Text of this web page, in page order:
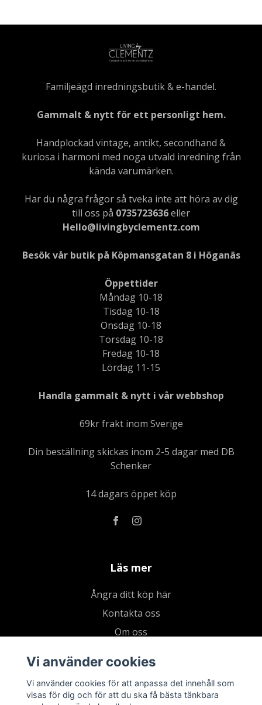
Familjeägd inredningsbutik & e-handel.
Gammalt & nytt för ett personligt hem.
Handplockad vintage, antikt, secondhand &
kuriosa i harmoni med noga utvald inredning från
kända varumärken.
Har du några frågor så tveka inte att höra av dig
till oss på 0735723636eller
Hello@livingbyclementz.com
Besök vår butik på Köpmansgatan 8 i Höganäs
Öppettider
Måndag 10-18
Tisdag 10-18
Onsdag 10-18
Torsdag 10-18
Fredag 10-18
Lördag 11-15
Handla gammalt & nytt i vår webbshop
69kr frakt inom Sverige
Din beställning skickas inom 2-5 dagar med DB
Schenker
14 dagars öppet köp
Läs mer
Ångra ditt köp här
Kontakta oss
Om oss
Kundklubb
Presentkort
Vi använder cookies
Vi använder cookies för att anpassa det innehåll som
visas för dig och för att du ska få bästa tänkbara